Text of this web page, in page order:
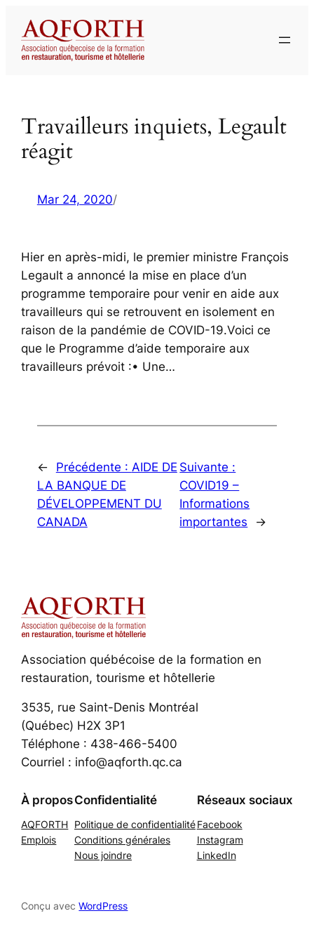
contenu
Travailleurs inquiets, Legault
réagit
Mar 24, 2020/
Hier en après-midi, le premier ministre François
Legault a annoncé la mise en place d’un
programme temporaire pour venir en aide aux
travailleurs qui se retrouvent en isolement en
raison de la pandémie de COVID-19.Voici ce
que le Programme d’aide temporaire aux
travailleurs prévoit :• Une…
← Précédente : AIDE DE
LA BANQUE DE
DÉVELOPPEMENT DU
CANADA
Suivante :
COVID19 –
Informations
importantes
→
Association québécoise de la formation en
restauration, tourisme et hôtellerie
3535, rue Saint-Denis Montréal
(Québec) H2X 3P1
Téléphone : 438-466-5400
Courriel : info@aqforth.qc.ca
À propos
AQFORTH
Emplois
Confidentialité
Politique de confidentialité
Conditions générales
Nous joindre
Réseaux sociaux
Facebook
Instagram
LinkedIn
Conçu avecWordPress